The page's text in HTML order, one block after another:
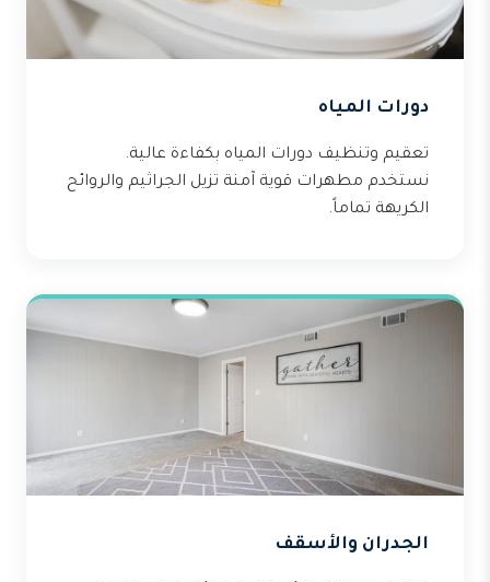
دورات المياه
تعقيم وتنظيف دورات المياه بكفاءة عالية.
نستخدم مطهرات قوية آمنة تزيل الجراثيم والروائح
الكريهة تماماً.
الجدران والأسقف